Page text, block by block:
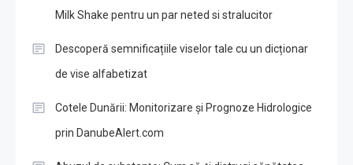
Milk Shake pentru un par neted si stralucitor
Descoperă semnificațiile viselor tale cu un dicționar
de vise alfabetizat
Cotele Dunării: Monitorizare și Prognoze Hidrologice
prin DanubeAlert.com